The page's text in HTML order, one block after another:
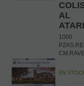
AL
1000
EN